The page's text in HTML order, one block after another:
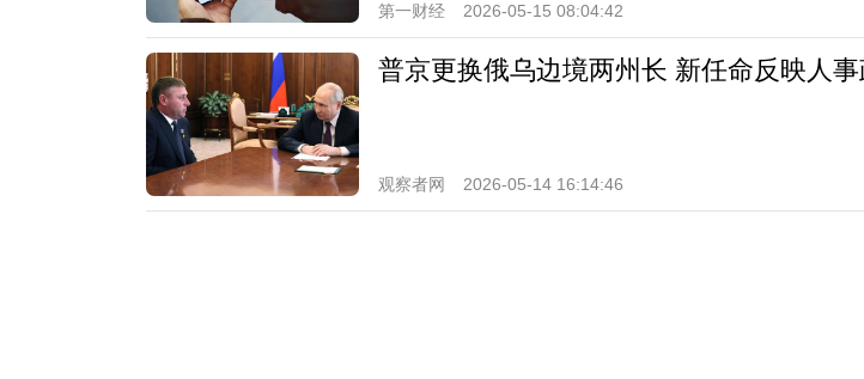
第一财经 2026-05-15 08:04:42
普京更换俄乌边境两州长 新任命反映人事
观察者网 2026-05-14 16:14:46